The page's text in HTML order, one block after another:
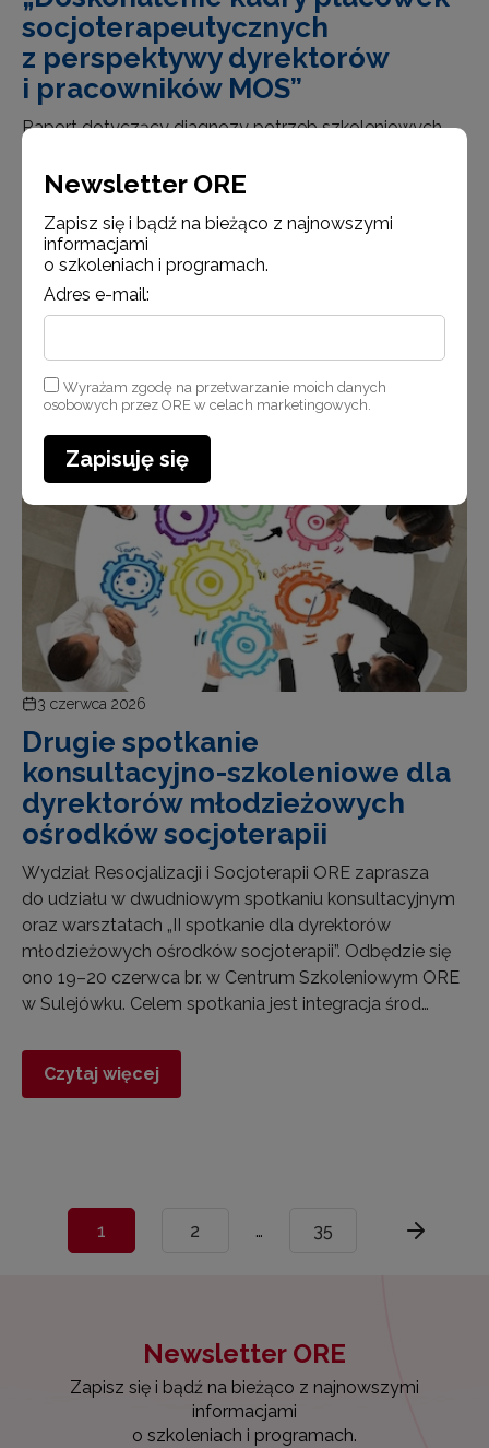
socjoterapeutycznych
z perspektywy dyrektorów
i pracowników MOS”
Raport dotyczący diagnozy potrzeb szkoleniowych
przedstawia wyniki badania przeprowadzonego
w 2025 r. Miało ono formę ankiety zawierającej pytania
zamknięte i otwarte, rozsyłanej do…
Aktualności
3 czerwca 2026
Drugie spotkanie
konsultacyjno-szkoleniowe dla
dyrektorów młodzieżowych
ośrodków socjoterapii
Wydział Resocjalizacji i Socjoterapii ORE zaprasza
do udziału w dwudniowym spotkaniu konsultacyjnym
oraz warsztatach „II spotkanie dla dyrektorów
młodzieżowych ośrodków socjoterapii”. Odbędzie się
ono 19–20 czerwca br. w Centrum Szkoleniowym ORE
w Sulejówku. Celem spotkania jest integracja środ…
Czytaj więcej
1 2 … 35
Newsletter ORE
Zapisz się i bądź na bieżąco z najnowszymi
informacjami
o szkoleniach i programach.
Newsletter ORE
Zapisz się i bądź na bieżąco z najnowszymi
informacjami
o szkoleniach i programach.
Adres e-mail:
Wyrażam zgodę na przetwarzanie moich danych
osobowych przez ORE w celach marketingowych.
Zapisuję się